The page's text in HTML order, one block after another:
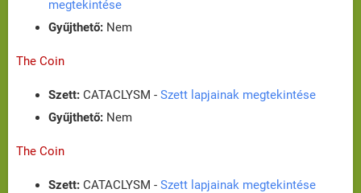
megtekintése
Gyűjthető: Nem
The Coin
Szett: CATACLYSM - Szett lapjainak megtekintése
Gyűjthető: Nem
The Coin
Szett: CATACLYSM - Szett lapjainak megtekintése